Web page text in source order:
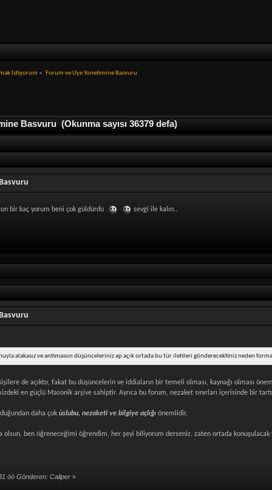
Istiyorum » Forum ve Uye Yonetimine Basvuru
Basvuru (Okunma sayısı 36379 defa)
bir kaç yorum beni çok güldürdü sevgi ile kalın..
alakasız ve antimason düşünceleriniz ap açık ortada bu tür iletileri gönderecektiniz neden
de açıktır, fakat bu düşüncelerin ve iddiaların bir temeli olması, kaynağı olması
en güçlü Masonik arşive sahiptir. Ayrıca bu forum, nezaket sınırları içerisinde bir
daha çoküslubu, nezaketi ve bilgiye açlığıönemlidir.
olsun, ben öğreneceğimi öğrendim, her şeyi biliyorum derseniz, zaten ortada
öö Gönderen: Caliper »